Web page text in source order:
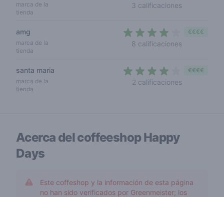
marca de la
tienda
3 calificaciones
amg
marca de la
tienda
8 calificaciones
€€€€
santa maria
marca de la
tienda
2 calificaciones
€€€€
Acerca del coffeeshopHappy
Days
Este coffeshop y la información de esta página
no han sido verificados por Greenmeister; los